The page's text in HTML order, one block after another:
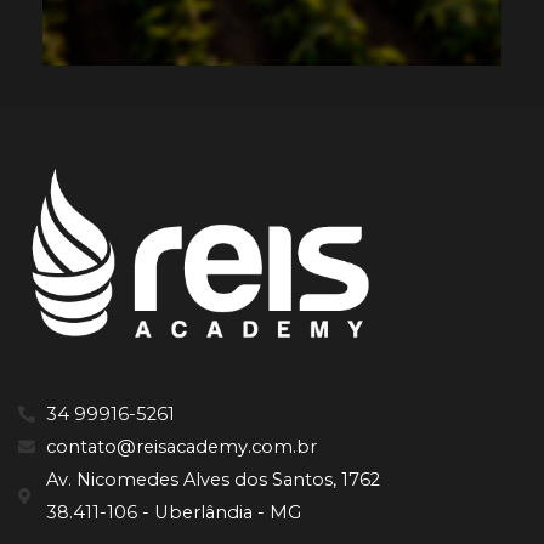
34 99916-5261
contato@reisacademy.com.br
Av. Nicomedes Alves dos Santos, 1762
38.411-106 - Uberlândia - MG